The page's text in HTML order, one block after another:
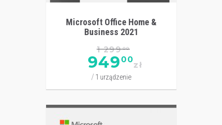
Microsoft Office Home &
Business 2021
1 29900
949 00
zł
1 urządzenie